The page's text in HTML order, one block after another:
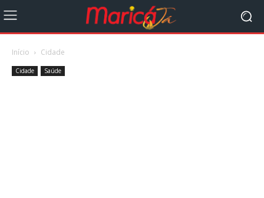
Início Cidade
Cidade Saúde